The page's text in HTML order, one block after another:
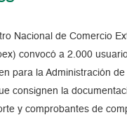
Nacional de Comercio
convocó a 2.000
para la Administración de
consignen la
y comprobantes de